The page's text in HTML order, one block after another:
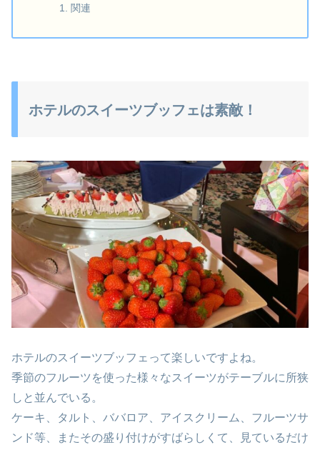
関連
ホテルのスイーツブッフェは素敵！
ホテルのスイーツブッフェって楽しいですよね。
季節のフルーツを使った様々なスイーツがテーブルに所狭
しと並んでいる。
ケーキ、タルト、ババロア、アイスクリーム、フルーツサ
ンド等、またその盛り付けがすばらしくて、見ているだけ